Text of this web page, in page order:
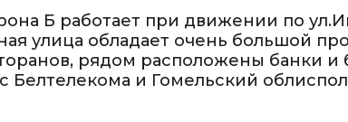
Б работает при движении по
улица обладает очень большой
рядом расположены банки
Белтелекома и Гомельский